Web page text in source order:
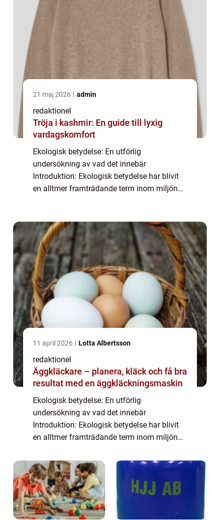
21 maj 2026 admin
redaktionel
Tröja i kashmir: En guide till lyxig
vardagskomfort
Ekologisk betydelse: En utförlig
undersökning av vad det innebär
Introduktion: Ekologisk betydelse har blivit
en alltmer framträdande term inom miljön
översikt över begr...
11 april 2026 Lotta Albertsson
redaktionel
Äggkläckare – planera, kläck och få bra
resultat med en äggkläckningsmaskin
Ekologisk betydelse: En utförlig
undersökning av vad det innebär
Introduktion: Ekologisk betydelse har blivit
en alltmer framträdande term inom miljön
kommer att ge en övergripande och grundlig
översikt över begr...